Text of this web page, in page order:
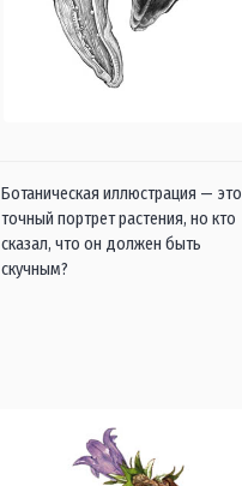
Ботаническая иллюстрация — это
точный портрет растения, но кто
сказал, что он должен быть
скучным?